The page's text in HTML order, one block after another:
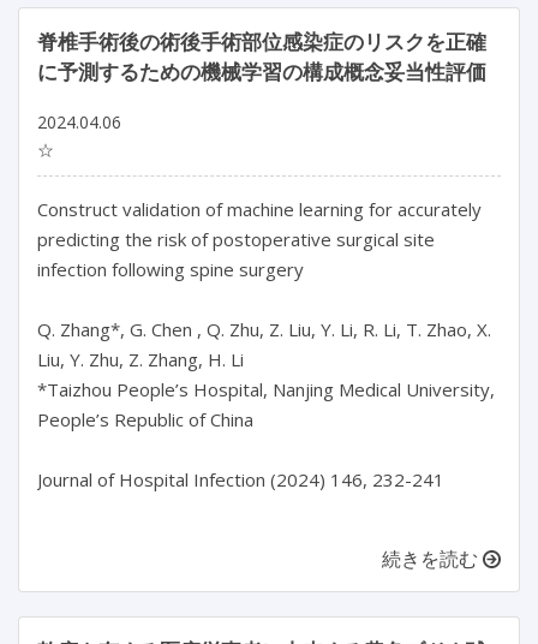
脊椎手術後の術後手術部位感染症のリスクを正確
に予測するための機械学習の構成概念妥当性評価
2024.04.06
☆
Construct validation of machine learning for accurately
predicting the risk of postoperative surgical site
infection following spine surgery
Q. Zhang*, G. Chen , Q. Zhu, Z. Liu, Y. Li, R. Li, T. Zhao, X.
Liu, Y. Zhu, Z. Zhang, H. Li
*Taizhou People’s Hospital, Nanjing Medical University,
People’s Republic of China
Journal of Hospital Infection (2024) 146, 232-241
続きを読む